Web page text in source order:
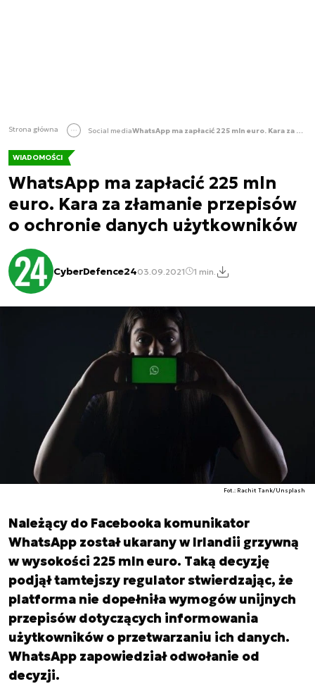
Strona główna Social media WhatsApp ma zapłacić 225 mln euro. Kara za złamanie przepisów o ochronie danych użytkowników
WIADOMOŚCI
WhatsApp ma zapłacić 225 mln
euro. Kara za złamanie przepisów
o ochronie danych użytkowników
CyberDefence2403.09.2021 1 min.
Fot.: Rachit Tank/Unsplash
Należący do Facebooka komunikator
WhatsApp został ukarany w Irlandii grzywną
w wysokości 225 mln euro. Taką decyzję
podjął tamtejszy regulator stwierdzając, że
platforma nie dopełniła wymogów unijnych
przepisów dotyczących informowania
użytkowników o przetwarzaniu ich danych.
WhatsApp zapowiedział odwołanie od
decyzji.